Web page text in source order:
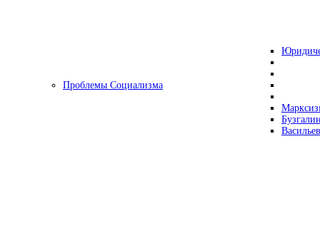
Проблемы Социализма